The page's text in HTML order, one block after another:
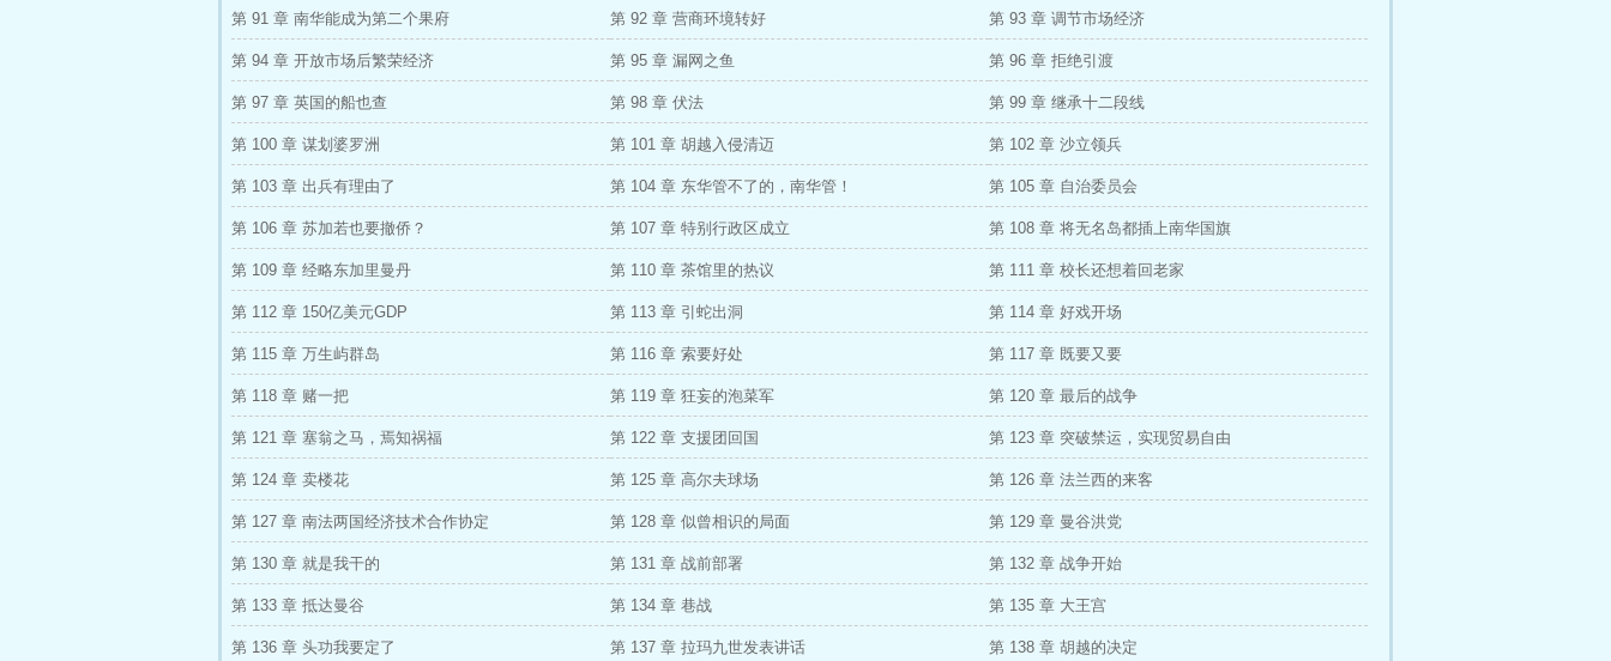
第 91 章 南华能成为第二个果府 第 92 章 营商环境转好 第 93 章 调节市场经济
第 94 章 开放市场后繁荣经济 第 95 章 漏网之鱼 第 96 章 拒绝引渡
第 97 章 英国的船也查 第 98 章 伏法 第 99 章 继承十二段线
第 100 章 谋划婆罗洲 第 101 章 胡越入侵清迈 第 102 章 沙立领兵
第 103 章 出兵有理由了 第 104 章 东华管不了的，南华管！ 第 105 章 自治委员会
第 106 章 苏加若也要撤侨？ 第 107 章 特别行政区成立 第 108 章 将无名岛都插上南华国旗
第 109 章 经略东加里曼丹 第 110 章 茶馆里的热议 第 111 章 校长还想着回老家
第 112 章 150亿美元GDP 第 113 章 引蛇出洞 第 114 章 好戏开场
第 115 章 万生屿群岛 第 116 章 索要好处 第 117 章 既要又要
第 118 章 赌一把 第 119 章 狂妄的泡菜军 第 120 章 最后的战争
第 121 章 塞翁之马，焉知祸福 第 122 章 支援团回国 第 123 章 突破禁运，实现贸易自由
第 124 章 卖楼花 第 125 章 高尔夫球场 第 126 章 法兰西的来客
第 127 章 南法两国经济技术合作协定 第 128 章 似曾相识的局面 第 129 章 曼谷洪党
第 130 章 就是我干的 第 131 章 战前部署 第 132 章 战争开始
第 133 章 抵达曼谷 第 134 章 巷战 第 135 章 大王宫
第 136 章 头功我要定了 第 137 章 拉玛九世发表讲话 第 138 章 胡越的决定